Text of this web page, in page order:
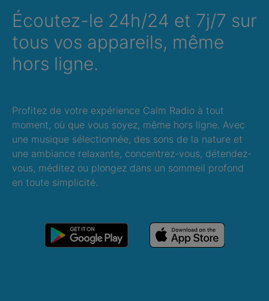
Écoutez-le 24h/24 et 7j/7 sur
tous vos appareils, même
hors ligne.
Profitez de votre expérience Calm Radio à tout
moment, où que vous soyez, même hors ligne. Avec
une musique sélectionnée, des sons de la nature et
une ambiance relaxante, concentrez-vous, détendez-
vous, méditez ou plongez dans un sommeil profond
en toute simplicité.